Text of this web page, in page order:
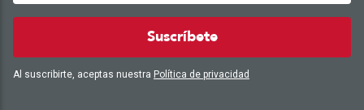
Suscríbete
Al suscribirte, aceptas nuestra Política de privacidad